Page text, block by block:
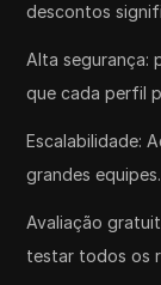
descontos
Alta segurança:
que cada perfil
Escalabilidade:
grandes equipes.
Avaliação
testar todos os